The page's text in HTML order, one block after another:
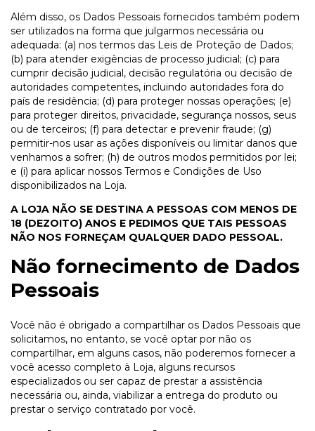
Além disso, os Dados Pessoais fornecidos também podem
ser utilizados na forma que julgarmos necessária ou
adequada: (a) nos termos das Leis de Proteção de Dados;
(b) para atender exigências de processo judicial; (c) para
cumprir decisão judicial, decisão regulatória ou decisão de
autoridades competentes, incluindo autoridades fora do
país de residência; (d) para proteger nossas operações; (e)
para proteger direitos, privacidade, segurança nossos, seus
ou de terceiros; (f) para detectar e prevenir fraude; (g)
permitir-nos usar as ações disponíveis ou limitar danos que
venhamos a sofrer; (h) de outros modos permitidos por lei;
e (i) para aplicar nossos Termos e Condições de Uso
disponibilizados na Loja.
A LOJA NÃO SE DESTINA A PESSOAS COM MENOS DE
18 (DEZOITO) ANOS E PEDIMOS QUE TAIS PESSOAS
NÃO NOS FORNEÇAM QUALQUER DADO PESSOAL.
Não fornecimento de Dados
Pessoais
Você não é obrigado a compartilhar os Dados Pessoais que
solicitamos, no entanto, se você optar por não os
compartilhar, em alguns casos, não poderemos fornecer a
você acesso completo à Loja, alguns recursos
especializados ou ser capaz de prestar a assistência
necessária ou, ainda, viabilizar a entrega do produto ou
prestar o serviço contratado por você.